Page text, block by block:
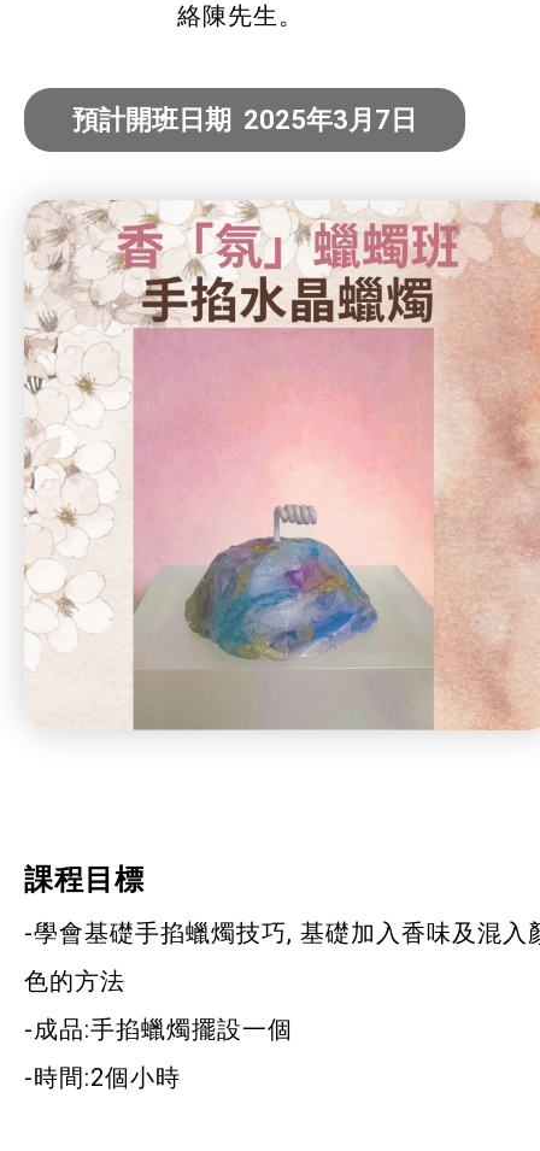
社企項目
就業及求職
特別服務項目
最新消息
服務單位及聯絡
絡陳先生。
預計開班日期 2025年3月7日
課程目標
-學會基礎手掐蠟燭技巧, 基礎加入香味及混入
色的方法
-成品:手掐蠟燭擺設一個
-時間:2個小時